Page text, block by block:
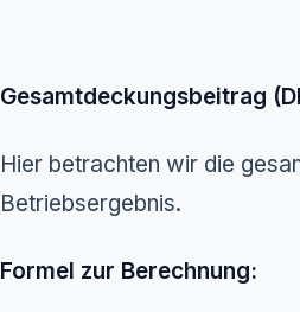
Gesamtdeckungsbeitrag
Hier betrachten wir die
Betriebsergebnis.
Formel zur Berechnung: